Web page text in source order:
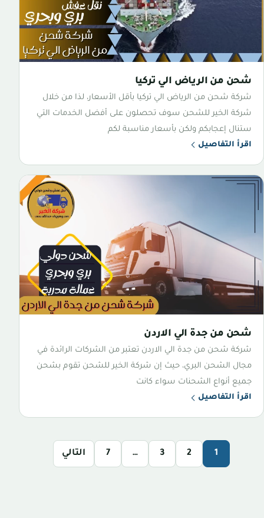
شحن من الرياض الي تركيا
شركة شحن من الرياض الي تركيا بأقل الأسعار، لذا من خلال
شركة الخير للشحن سوف تحصلون على أفضل الخدمات التي
ستنال إعجابكم ولكن بأسعار مناسبة لكم
اقرأ التفاصيل
شحن من جدة الي الاردن
شركة شحن من جدة الي الاردن تعتبر من الشركات الرائدة في
مجال الشحن البري، حيث إن شركة الخير للشحن تقوم بشحن
جميع أنواع الشحنات سواء كانت
اقرأ التفاصيل
1
2
3
…
7 التالي